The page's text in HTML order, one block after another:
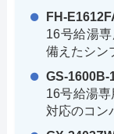
FH-
16号給湯
備えたシン
GS-1600B-
16号給湯
対応のコン